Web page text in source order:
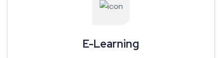
E-Learning